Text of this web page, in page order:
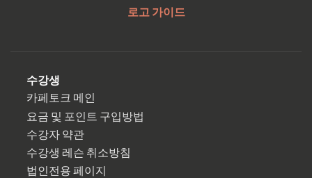
로고 가이드
수강생
카페토크 메인
요금 및 포인트 구입방법
수강자 약관
수강생 레슨 취소방침
법인전용 페이지